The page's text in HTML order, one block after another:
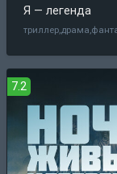
Я — легенда
7.2